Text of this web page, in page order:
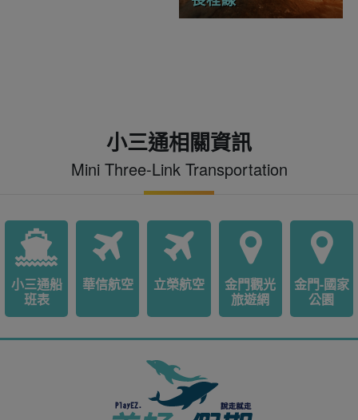
小三通相關資訊
Mini Three-Link Transportation
小三通船
班表
華信航空 立榮航空
金門觀光
旅遊網
金門-國家
公園